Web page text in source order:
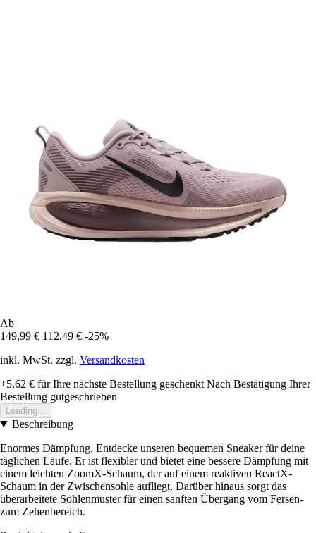
Ab
149,99 € 112,49 € -25%
inkl. MwSt. zzgl. Versandkosten
+5,62 € für Ihre nächste Bestellung geschenkt Nach Bestätigung Ihrer
Bestellung gutgeschrieben
Loading...
Beschreibung
Enormes Dämpfung. Entdecke unseren bequemen Sneaker für deine
täglichen Läufe. Er ist flexibler und bietet eine bessere Dämpfung mit
einem leichten ZoomX-Schaum, der auf einem reaktiven ReactX-
Schaum in der Zwischensohle aufliegt. Darüber hinaus sorgt das
überarbeitete Sohlenmuster für einen sanften Übergang vom Fersen-
zum Zehenbereich.